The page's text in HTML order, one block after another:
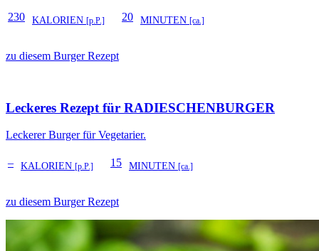
230 KALORIEN [p.P.] 20 MINUTEN [ca.]
zu diesem Burger Rezept
Leckeres Rezept für RADIESCHENBURGER
Leckerer Burger für Vegetarier.
– KALORIEN [p.P.] 15 MINUTEN [ca.]
zu diesem Burger Rezept